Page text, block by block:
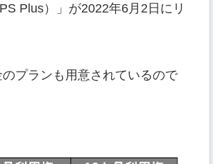
Plus）」が2022年6月2日にリ
プランも用意されているので